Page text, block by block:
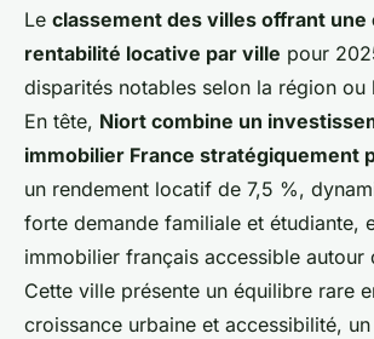
Le classement des villes offrant une
rentabilité locative par ville pour
disparités notables selon la région ou
En tête, Niort combine un
immobilier France stratégiquement
un rendement locatif de 7,5 %,
forte demande familiale et étudiante,
immobilier français accessible autour
Cette ville présente un équilibre rare
croissance urbaine et accessibilité,